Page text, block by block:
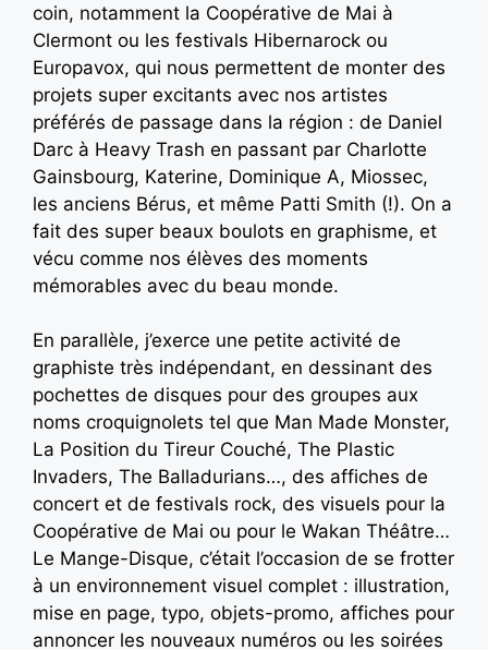
coin, notamment la Coopérative de Mai à
Clermont ou les festivals Hibernarock ou
Europavox, qui nous permettent de monter des
projets super excitants avec nos artistes
préférés de passage dans la région : de Daniel
Darc à Heavy Trash en passant par Charlotte
Gainsbourg, Katerine, Dominique A, Miossec,
les anciens Bérus, et même Patti Smith (!). On a
fait des super beaux boulots en graphisme, et
vécu comme nos élèves des moments
mémorables avec du beau monde.
En parallèle, j’exerce une petite activité de
graphiste très indépendant, en dessinant des
pochettes de disques pour des groupes aux
noms croquignolets tel que Man Made Monster,
La Position du Tireur Couché, The Plastic
Invaders, The Balladurians…, des affiches de
concert et de festivals rock, des visuels pour la
Coopérative de Mai ou pour le Wakan Théâtre…
Le Mange-Disque, c’était l’occasion de se frotter
à un environnement visuel complet : illustration,
mise en page, typo, objets-promo, affiches pour
annoncer les nouveaux numéros ou les soirées